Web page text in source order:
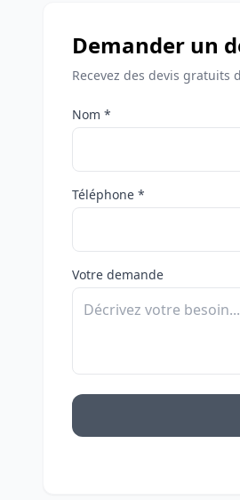
Demander un
Recevez des devis gratuits
Nom *
Téléphone *
Votre demande